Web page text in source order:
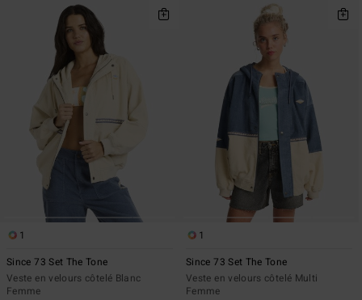
1
Since 73 Set The Tone
Veste en velours côtelé Blanc
Femme
1
Since 73 Set The Tone
Veste en velours côtelé Multi
Femme